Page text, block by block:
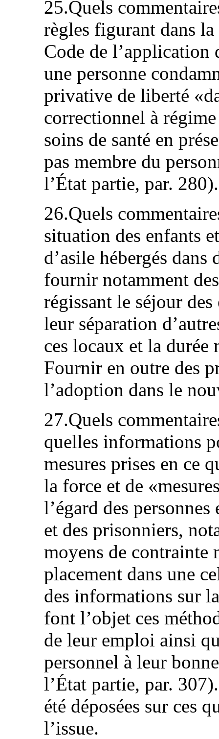
25.Quels
règles figurant dans
Code de l’application
une personne
privative de liberté
correctionnel à
soins de santé en
pas membre du
l’État partie, par. 280).
26.Quels
situation des enfants
d’asile hébergés dans
fournir notamment
régissant le séjour
leur séparation
ces locaux et la durée
Fournir en outre des
l’adoption dans le
27.Quels
quelles informations
mesures prises en ce
la force et de
l’égard des
et des prisonniers,
moyens de contrainte
placement dans une
des informations sur
font l’objet ces
de leur emploi ainsi
personnel à leur
l’État partie, par.
été déposées sur ces
l’issue.